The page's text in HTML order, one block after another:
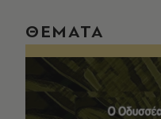
ΘΕΜΑΤΑ